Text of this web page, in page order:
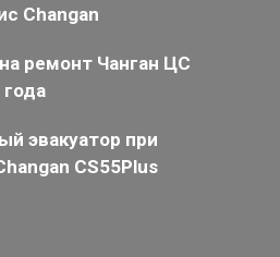
Changan
ремонт Чанган ЦС
эвакуатор при
CS55Plus